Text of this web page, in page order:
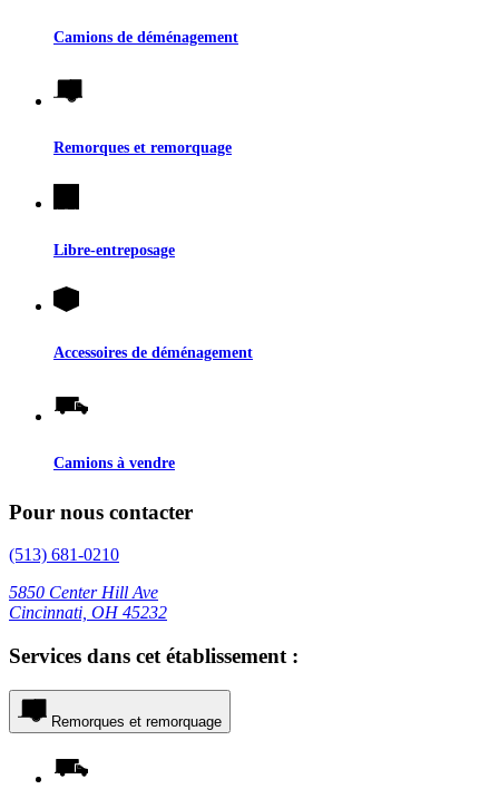
Camions de déménagement
Remorques et remorquage
Libre-entreposage
Accessoires de déménagement
Camions à vendre
Pour nous contacter
(513) 681-0210
5850 Center Hill Ave
Cincinnati, OH 45232
Services dans cet établissement :
Remorques et remorquage